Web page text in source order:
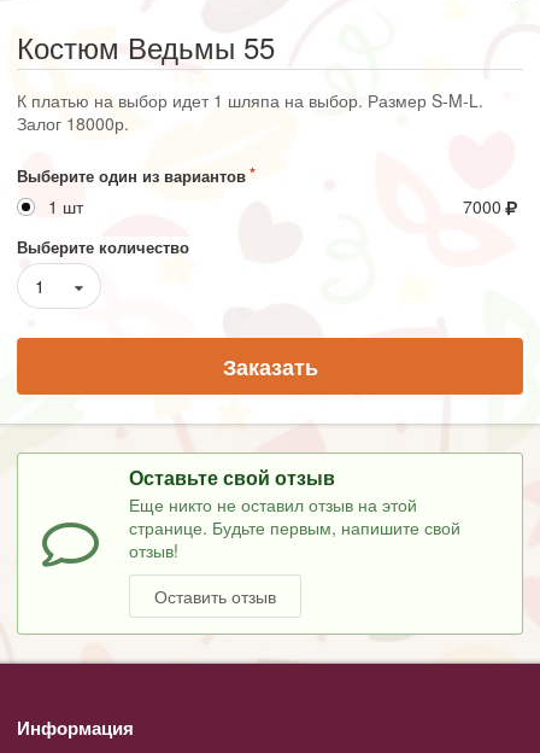
Костюм Ведьмы 55
К платью на выбор идет 1 шляпа на выбор. Размер S-M-L.
Залог 18000р.
Выберите один из вариантов
1 шт 7000
Выберите количество
1
Заказать
Оставьте свой отзыв
Еще никто не оставил отзыв на этой
странице. Будьте первым, напишите свой
отзыв!
Оставить отзыв
Информация